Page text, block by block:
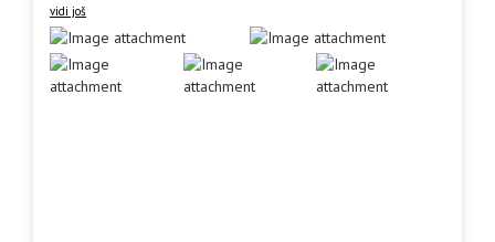
vidi još